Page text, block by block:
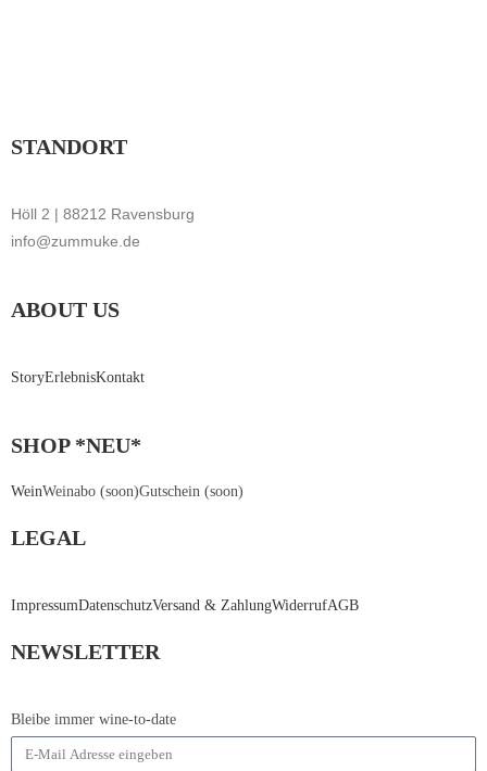
STANDORT
Höll 2 | 88212 Ravensburg
info@zummuke.de
ABOUT US
StoryErlebnisKontakt
SHOP *NEU*
WeinWeinabo (soon)Gutschein (soon)
LEGAL
ImpressumDatenschutzVersand & ZahlungWiderrufAGB
NEWSLETTER
Bleibe immer wine-to-date